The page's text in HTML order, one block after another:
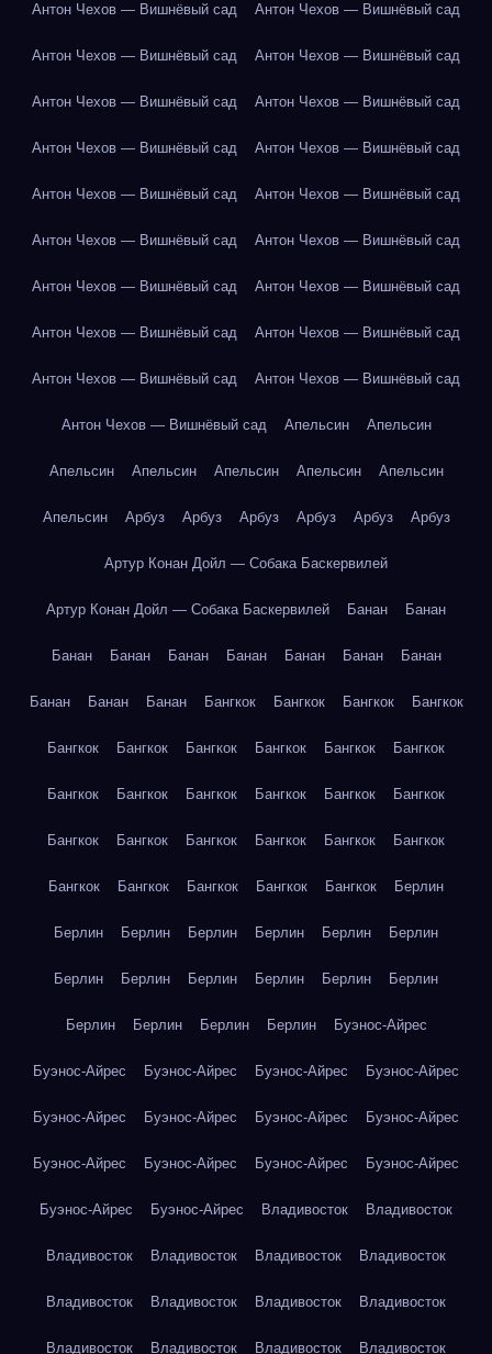
Антон Чехов — Вишнёвый сад Антон Чехов — Вишнёвый сад
Антон Чехов — Вишнёвый сад Антон Чехов — Вишнёвый сад
Антон Чехов — Вишнёвый сад Антон Чехов — Вишнёвый сад
Антон Чехов — Вишнёвый сад Антон Чехов — Вишнёвый сад
Антон Чехов — Вишнёвый сад Антон Чехов — Вишнёвый сад
Антон Чехов — Вишнёвый сад Антон Чехов — Вишнёвый сад
Антон Чехов — Вишнёвый сад Антон Чехов — Вишнёвый сад
Антон Чехов — Вишнёвый сад Антон Чехов — Вишнёвый сад
Антон Чехов — Вишнёвый сад Антон Чехов — Вишнёвый сад
Антон Чехов — Вишнёвый сад Апельсин Апельсин
Апельсин Апельсин Апельсин Апельсин Апельсин
Апельсин Арбуз Арбуз Арбуз Арбуз Арбуз Арбуз
Артур Конан Дойл — Собака Баскервилей
Артур Конан Дойл — Собака Баскервилей Банан Банан
Банан Банан Банан Банан Банан Банан Банан
Банан Банан Банан Бангкок Бангкок Бангкок Бангкок
Бангкок Бангкок Бангкок Бангкок Бангкок Бангкок
Бангкок Бангкок Бангкок Бангкок Бангкок Бангкок
Бангкок Бангкок Бангкок Бангкок Бангкок Бангкок
Бангкок Бангкок Бангкок Бангкок Бангкок Берлин
Берлин Берлин Берлин Берлин Берлин Берлин
Берлин Берлин Берлин Берлин Берлин Берлин
Берлин Берлин Берлин Берлин Буэнос-Айрес
Буэнос-Айрес Буэнос-Айрес Буэнос-Айрес Буэнос-Айрес
Буэнос-Айрес Буэнос-Айрес Буэнос-Айрес Буэнос-Айрес
Буэнос-Айрес Буэнос-Айрес Буэнос-Айрес Буэнос-Айрес
Буэнос-Айрес Буэнос-Айрес Владивосток Владивосток
Владивосток Владивосток Владивосток Владивосток
Владивосток Владивосток Владивосток Владивосток
Владивосток Владивосток Владивосток Владивосток